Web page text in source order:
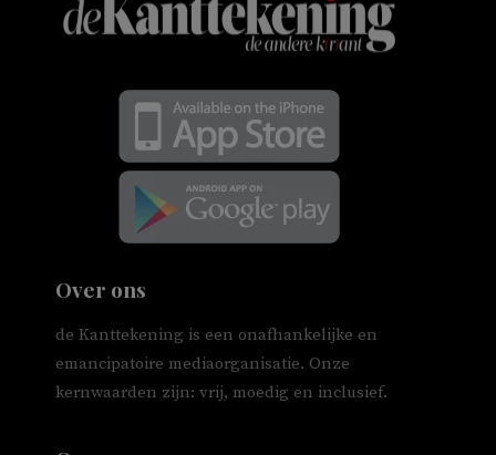
Over ons
de Kanttekening is een onafhankelijke en
emancipatoire mediaorganisatie. Onze
kernwaarden zijn: vrij, moedig en inclusief.